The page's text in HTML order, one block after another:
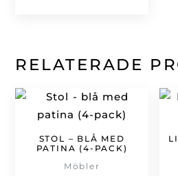
RELATERADE
STOL – BLÅ MED
PATINA (4-PACK)
Möbler